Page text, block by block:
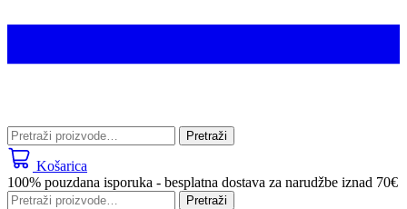
Pretraži: Pretraži
Košarica
100% pouzdana isporuka - besplatna dostava za narudžbe iznad 70€
Pretraži:
Pretraži